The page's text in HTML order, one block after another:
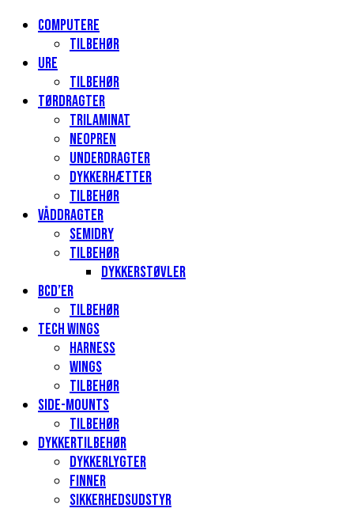
Computere
Tilbehør
Ure
Tilbehør
Tørdragter
Trilaminat
Neopren
Underdragter
Dykkerhætter
Tilbehør
Våddragter
Semidry
Tilbehør
Dykkerstøvler
BCD’er
Tilbehør
Tech Wings
Harness
Wings
Tilbehør
Side-mounts
Tilbehør
Dykkertilbehør
Dykkerlygter
Finner
Sikkerhedsudstyr